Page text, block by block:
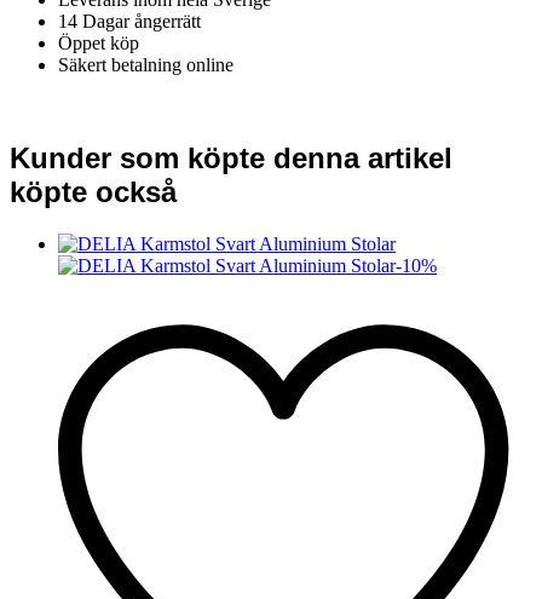
14 Dagar ångerrätt
Öppet köp
Säkert betalning online
Kunder som köpte denna artikel
köpte också
-10%